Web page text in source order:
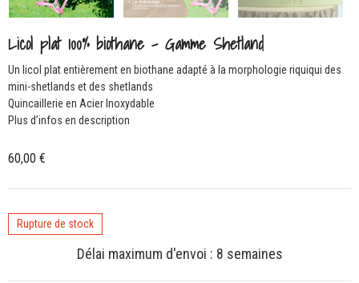
Licol plat 100% biothane – Gamme Shetland
Un licol plat entièrement en biothane adapté à la morphologie riquiqui des
mini-shetlands et des shetlands
Quincaillerie en Acier Inoxydable
Plus d’infos en description
60,00 €
Rupture de stock
Délai maximum d'envoi : 8 semaines